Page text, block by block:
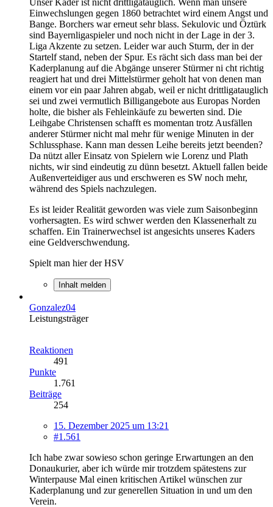
Einwechslungen gegen 1860 betrachtet wird einem Angst und
Bange. Borchers war erneut sehr blass. Sekulovic und Öztürk
sind Bayernligaspieler und noch nicht in der Lage in der 3.
Liga Akzente zu setzen. Leider war auch Sturm, der in der
Startelf stand, neben der Spur. Es rächt sich dass man bei der
Kaderplanung auf die Abgänge unserer Stürmer ni cht richtig
reagiert hat und drei Mittelstürmer geholt hat von denen man
einem vor ein paar Jahren abgab, weil er nicht drittligatauglich
sei und zwei vermutlich Billigangebote aus Europas Norden
holte, die bisher als Fehleinkäufe zu bewerten sind. Die
Leihgabe Christensen schafft es momentan trotz Ausfällen
anderer Stürmer nicht mal mehr für wenige Minuten in der
Schlussphase. Kann man dessen Leihe bereits jetzt beenden?
Da nützt aller Einsatz von Spielern wie Lorenz und Plath
nichts, wir sind eindeutig zu dünn besetzt. Aktuell fallen beide
Außenverteidiger aus und erschweren es SW noch mehr,
während des Spiels nachzulegen.
Es ist leider Realität geworden was viele zum Saisonbeginn
vorhersagten. Es wird schwer werden den Klassenerhalt zu
schaffen. Ein Trainerwechsel ist angesichts unseres Kaders
eine Geldverschwendung.
Spielt man hier der HSV
Inhalt melden
Gonzalez04
Leistungsträger
Reaktionen
491
Punkte
1.761
Beiträge
254
15. Dezember 2025 um 13:21
#1.561
Ich habe zwar sowieso schon geringe Erwartungen an den
Donaukurier, aber ich würde mir trotzdem spätestens zur
Winterpause Mal einen kritischen Artikel wünschen zur
Kaderplanung und zur generellen Situation in und um den
Verein.